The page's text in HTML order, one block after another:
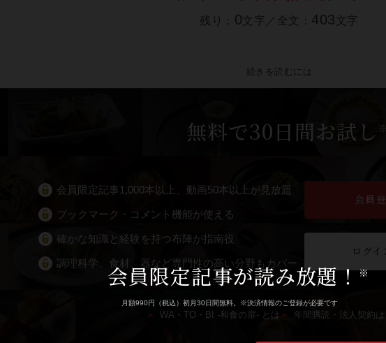
残り： 0 文字／全文： 403 文字
続きを読むには
無料で30日間お試し
会員限定記事1,000本以上、動画50本以上が見放題
ブックマーク・コメント機能が使える
確かな知識と経験を持つ布陣が指南役
調理科学、食材、器など専門性の高い分野もカバー
会員
ログ
WA・TO・BI -和食の扉- とは 年間購読・法人契約
会員限定記事が読み放題！※
月額990円（税込）初月30日間無料。※決済情報のご登録が必要です